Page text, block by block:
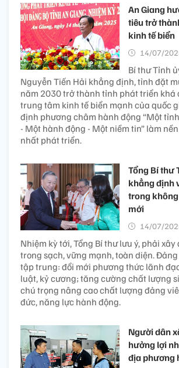
An Giang
tiêu trở
kinh tế biển
14/07/
Bí thư Tỉnh
Nguyễn Tiến Hải khẳng định, tỉnh đặt
năm 2030 trở thành tỉnh phát triển khá
trung tâm kinh tế biển mạnh của quốc
định phương châm hành động “Một
- Một hành động - Một niềm tin” làm
nhất phát triển.
Tổng Bí thư
khẳng định
trong
mới
14/07/
Nhiệm kỳ tới, Tổng Bí thư lưu ý, phải
trong sạch, vững mạnh, toàn diện.
tập trung: đổi mới phương thức lãnh
luật, kỷ cương; tăng cường chất lượng
chú trọng nâng cao chất lượng đảng
đức, năng lực hành động.
Người dân
hưởng lợi
địa phương